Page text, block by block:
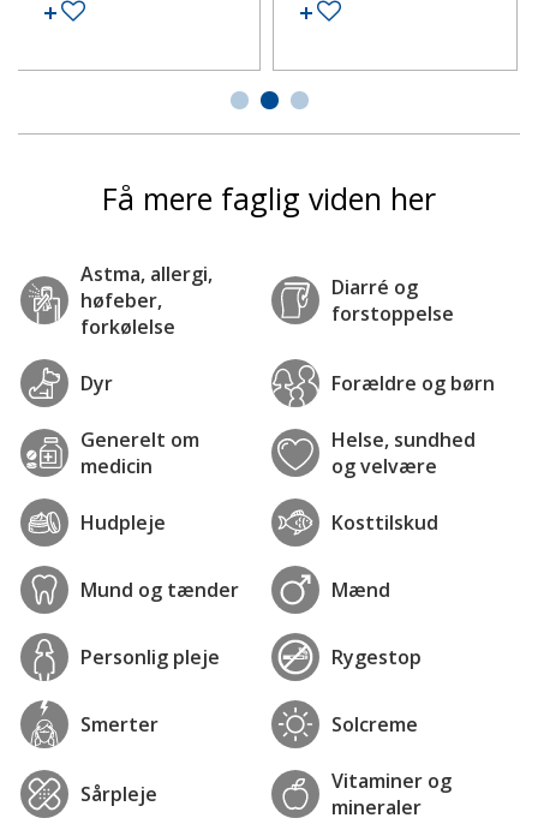
Tilføj til ønskeseddel Tilføj til ønskeseddel
Få mere faglig viden her
Astma, allergi,
høfeber,
forkølelse
Diarré og
forstoppelse
Dyr Forældre og børn
Generelt om
medicin
Helse, sundhed
og velvære
Hudpleje Kosttilskud
Mund og tænder Mænd
Personlig pleje Rygestop
Smerter Solcreme
Sårpleje
Vitaminer og
mineraler